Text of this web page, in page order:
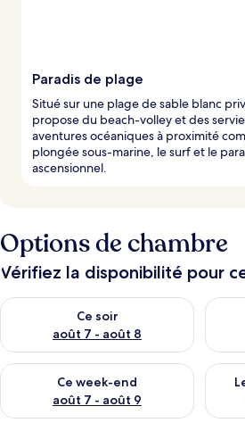
Paradis de plage
Situé sur une plage de sable blanc
propose du beach-volley et des
aventures océaniques à proximité
plongée sous-marine, le surf et le
ascensionnel.
Options de chambre
Vérifiez la disponibilité pour
Ce soir
août 7 - août 8
Vérifier la disponibilité pour ce soir
Ce week-end
août 7 - août 9
Vérifier la disponibilité pour ce week-